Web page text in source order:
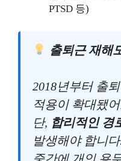
PTSD 등)
출퇴근 재해
2018년부터 출
적용이 확대됐
단, 합리적인 경
발생해야 합니다.